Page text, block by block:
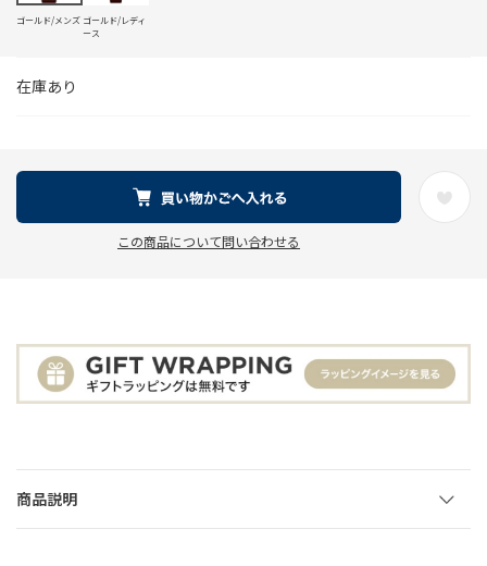
在庫あり
ゴールド/メンズ ゴールド/レディ
ース
この商品について問い合わせる
商品説明